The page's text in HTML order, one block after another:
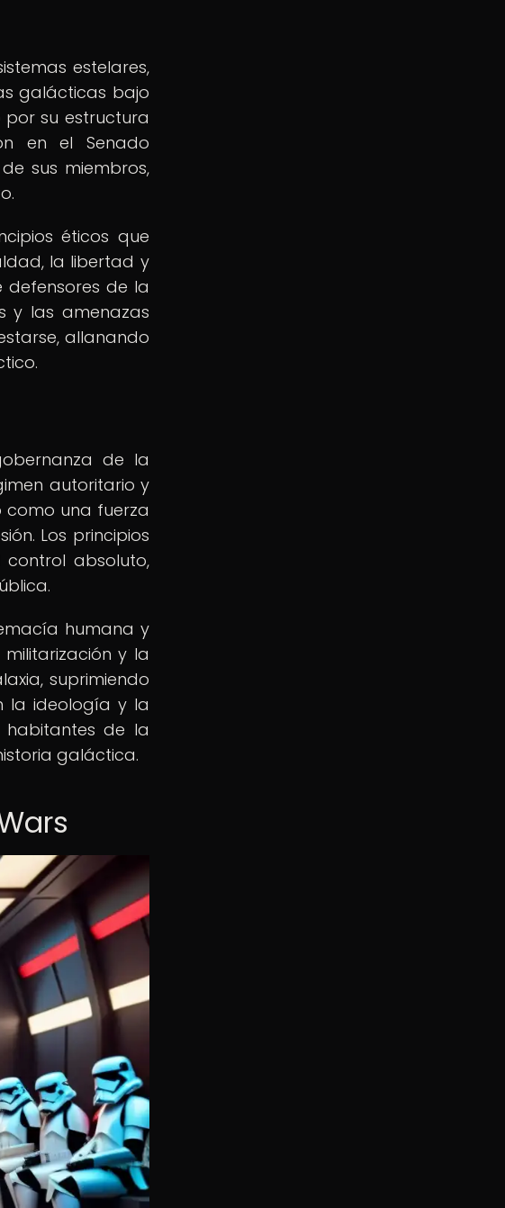
estelares,
galácticas bajo
por su estructura
en el Senado
sus miembros,
éticos que
la libertad y
defensores de la
y las amenazas
allanando
de la
autoritario y
como una fuerza
Los principios
absoluto,
humana y
y la
suprimiendo
la ideología y la
de la
galáctica.